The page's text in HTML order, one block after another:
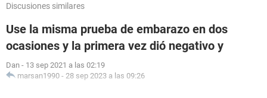
Discusiones similares
Use la misma prueba de embarazo en dos
ocasiones y la primera vez dió negativo y
Dan - 13 sep 2021 a las 02:19
marsan1990 - 28 sep 2023 a las 09:26